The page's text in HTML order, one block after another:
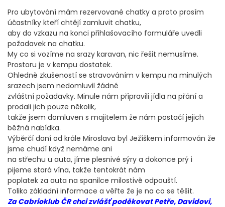
Pro ubytování mám rezervované chatky a proto prosím
účastníky kteří chtějí zamluvit chatku,
aby do vzkazu na konci přihlašovacího formuláře uvedli
požadavek na chatku.
My co si vozíme na srazy karavan, nic řešit nemusíme.
Prostoru je v kempu dostatek.
Ohledně zkušeností se stravováním v kempu na minulých
srazech jsem nedomluvil žádné
zvláštní požadavky. Minule nám připravili jídla na přání a
prodali jich pouze několik,
takže jsem domluven s majitelem že nám postačí jejich
běžná nabídka.
Výběrčí daní od krále Miroslava byl Ježíškem informován že
jsme chudí když nemáme ani
na střechu u auta, jíme plesnivé sýry a dokonce prý i
pijeme stará vína, takže tentokrát nám
poplatek za auta na spanilce milostivě odpouští.
Toliko základní informace a věřte že je na co se těšit.
Za Cabrioklub ČR chci zvlášť poděkovat Petře, Davidovi,